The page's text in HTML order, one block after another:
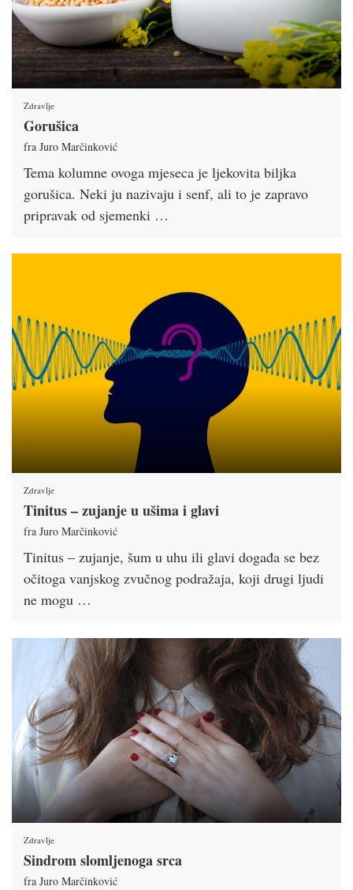
Zdravlje
Gorušica
fra Juro Marčinković
Tema kolumne ovoga mjeseca je ljekovita biljka
gorušica. Neki ju nazivaju i senf, ali to je zapravo
pripravak od sjemenki …
Zdravlje
Tinitus – zujanje u ušima i glavi
fra Juro Marčinković
Tinitus – zujanje, šum u uhu ili glavi događa se bez
očitoga vanjskog zvučnog podražaja, koji drugi ljudi
ne mogu …
Zdravlje
Sindrom slomljenoga srca
fra Juro Marčinković